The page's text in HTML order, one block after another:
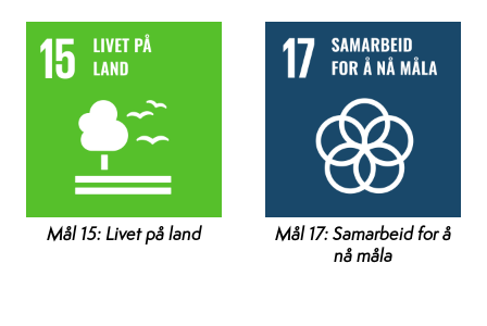
Mål 15: Livet på land
Mål 17: Samarbeid for å
nå måla